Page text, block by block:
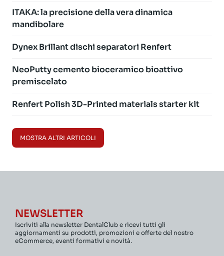
ITAKA: la precisione della vera dinamica
mandibolare
Dynex Brillant dischi separatori Renfert
NeoPutty cemento bioceramico bioattivo
premiscelato
Renfert Polish 3D-Printed materials starter kit
MOSTRA ALTRI ARTICOLI
NEWSLETTER
Iscriviti alla newsletter DentalClub e ricevi tutti gli
aggiornamenti su prodotti, promozioni e offerte del nostro
eCommerce, eventi formativi e novità.